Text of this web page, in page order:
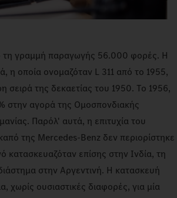
τη γραμμή παραγωγής 56.000 φορές. Η
η οποία ονομαζόταν L 311 από το 1955,
σειρά της δεκαετίας του 1950. Το 1956,
στην αγορά της Ομοσπονδιακής
Παρόλ' αυτά, η επιτυχία του
της Mercedes‑Benz δεν περιορίστηκε
κατασκευαζόταν επίσης στην Ινδία, τη
διάστημα στην Αργεντινή. Η κατασκευή
χωρίς ουσιαστικές διαφορές, για μία